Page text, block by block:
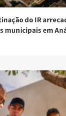
do IR
municipais em